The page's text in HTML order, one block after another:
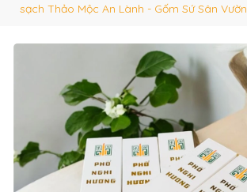
sạch Thảo Mộc An Lành - Gốm Sứ Sân Vườn